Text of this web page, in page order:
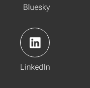
Bluesky
LinkedIn